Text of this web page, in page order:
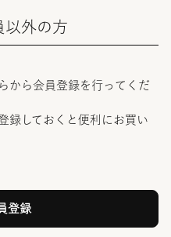
以外の方
から会員登録を行ってくだ
録しておくと便利にお買い